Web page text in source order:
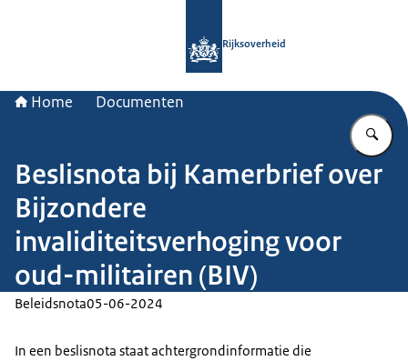
Rijksoverheid
Home Documenten
Beslisnota bij Kamerbrief over
Bijzondere
invaliditeitsverhoging voor
oud-militairen (BIV)
Beleidsnota05-06-2024
In een beslisnota staat achtergrondinformatie die